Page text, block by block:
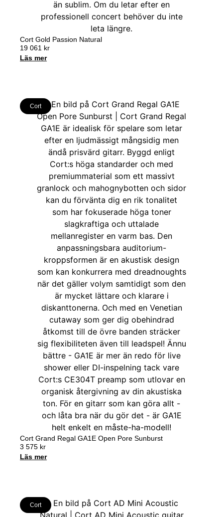
Cort Gold Passion Natural
19 061 kr
Läs mer
Cort
Cort Grand Regal GA1E Open Pore Sunburst
3 575 kr
Läs mer
Cort